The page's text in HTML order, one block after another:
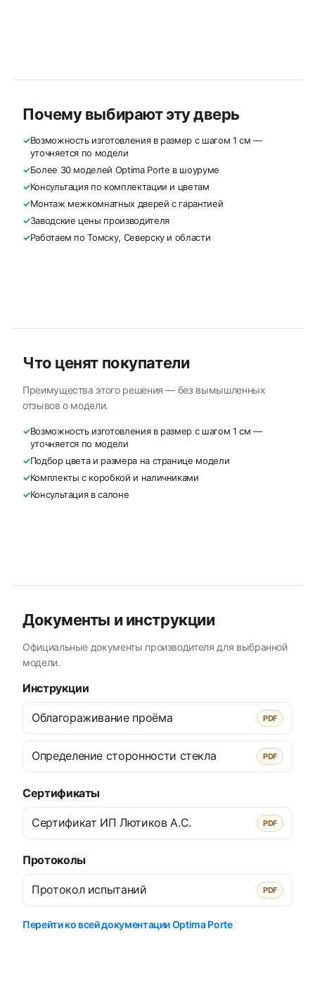
Почему выбирают эту дверь
✓Возможность изготовления в размер с шагом 1 см —
уточняется по модели
✓Более 30 моделей Optima Porte в шоуруме
✓Консультация по комплектации и цветам
✓Монтаж межкомнатных дверей с гарантией
✓Заводские цены производителя
✓Работаем по Томску, Северску и области
Что ценят покупатели
Преимущества этого решения — без вымышленных
отзывов о модели.
✓Возможность изготовления в размер с шагом 1 см —
уточняется по модели
✓Подбор цвета и размера на странице модели
✓Комплекты с коробкой и наличниками
✓Консультация в салоне
Документы и инструкции
Официальные документы производителя для выбранной
модели.
Инструкции
Облагораживание проёма PDF
Определение сторонности стекла PDF
Сертификаты
Сертификат ИП Лютиков А.С. PDF
Протоколы
Протокол испытаний PDF
Перейти ко всей документации Optima Porte